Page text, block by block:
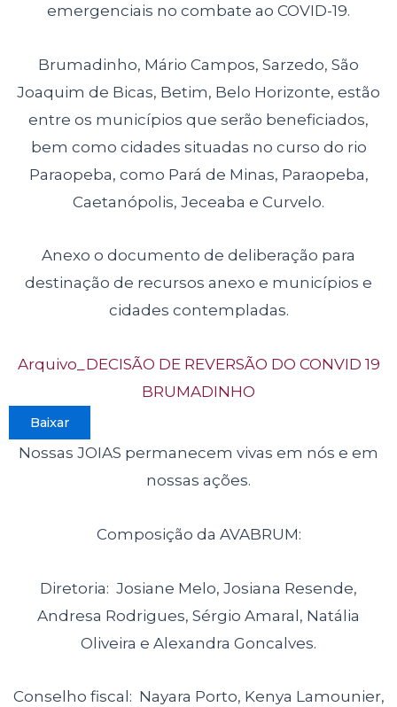
emergenciais no combate ao COVID-19.
Brumadinho, Mário Campos, Sarzedo, São
Joaquim de Bicas, Betim, Belo Horizonte, estão
entre os municípios que serão beneficiados,
bem como cidades situadas no curso do rio
Paraopeba, como Pará de Minas, Paraopeba,
Caetanópolis, Jeceaba e Curvelo.
Anexo o documento de deliberação para
destinação de recursos anexo e municípios e
cidades contempladas.
Arquivo_DECISÃO DE REVERSÃO DO CONVID 19
BRUMADINHO
Baixar
Nossas JOIAS permanecem vivas em nós e em
nossas ações.
Composição da AVABRUM:
Diretoria: Josiane Melo, Josiana Resende,
Andresa Rodrigues, Sérgio Amaral, Natália
Oliveira e Alexandra Goncalves.
Conselho fiscal: Nayara Porto, Kenya Lamounier,